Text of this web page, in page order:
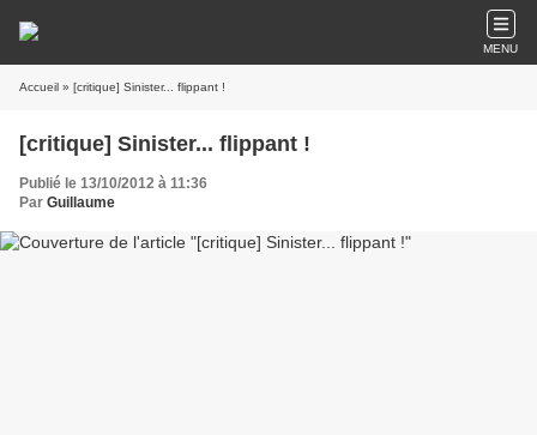
MENU
Accueil » [critique] Sinister... flippant !
[critique] Sinister... flippant !
Publié le 13/10/2012 à 11:36
Par Guillaume